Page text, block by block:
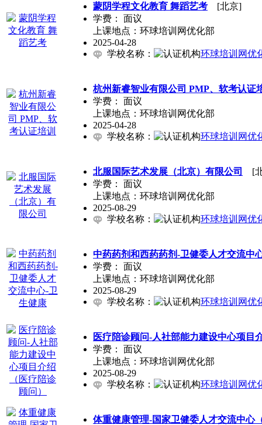
蒙阴学程文化教育 舞蹈艺考 [北京]
学费： 面议
上课地点：环球培训网优化部
2025-04-28
学校名称：
环球培训网优
杭州新睿智业有限公司 PMP、软考认证
学费： 面议
上课地点：环球培训网优化部
2025-04-28
学校名称：
环球培训网优
北服国际艺术发展（北京）有限公司
[
学费： 面议
上课地点：环球培训网优化部
2025-08-29
学校名称：
环球培训网优
中药药剂和西药药剂-卫健委人才交流中
学费： 面议
上课地点：环球培训网优化部
2025-08-29
学校名称：
环球培训网优
医疗陪诊顾问-人社部能力建设中心项目
学费： 面议
上课地点：环球培训网优化部
2025-08-29
学校名称：
环球培训网优
体重健康管理-国家卫健委人才交流中心